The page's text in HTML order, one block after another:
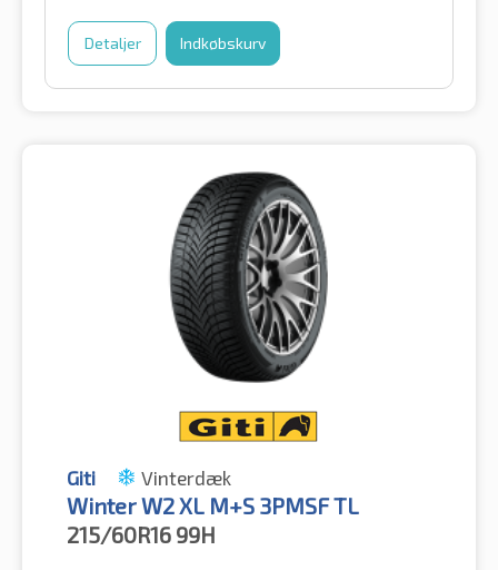
Detaljer Indkøbskurv
Giti Vinterdæk
Winter W2 XL M+S 3PMSF TL
215/60R16 99H